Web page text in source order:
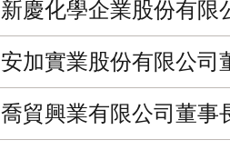
新慶化學企業股份有限
安加實業股份有限公司
喬貿興業有限公司董事